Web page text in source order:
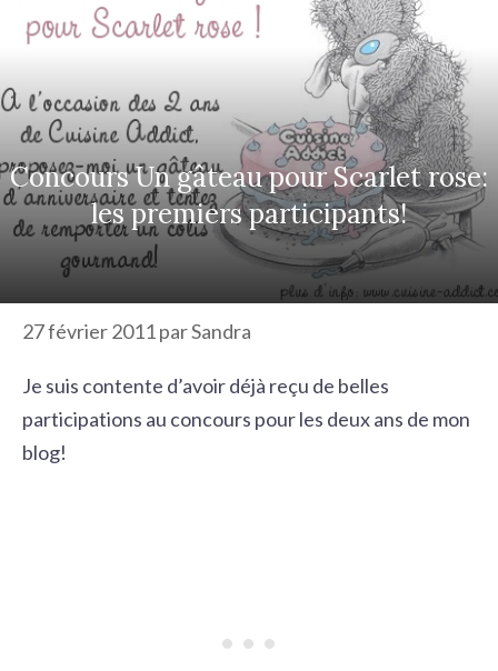
e
Concours Un gâteau pour Scarlet rose:
les premiers participants!
27 février 2011parSandra
Je suis contente d’avoir déjà reçu de belles
participations au concours pour les deux ans de mon
blog!